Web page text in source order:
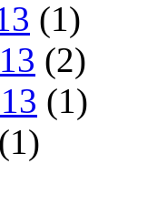
(1)
(2)
(1)
(1)